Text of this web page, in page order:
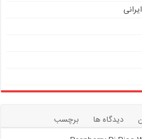
دیدگاه ها
برچسب